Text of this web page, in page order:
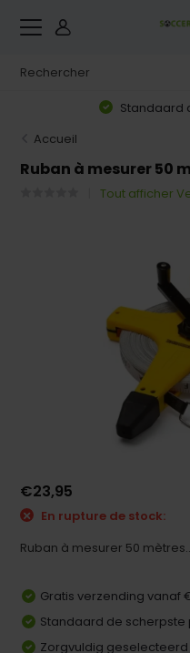
Standaard
Accueil
Ruban à mesurer 50
Tout afficher
€23,95
En rupture de stock:
Ruban à mesurer 50
Gratis verzending vanaf
Standaard de scherpste
Zorgvuldig